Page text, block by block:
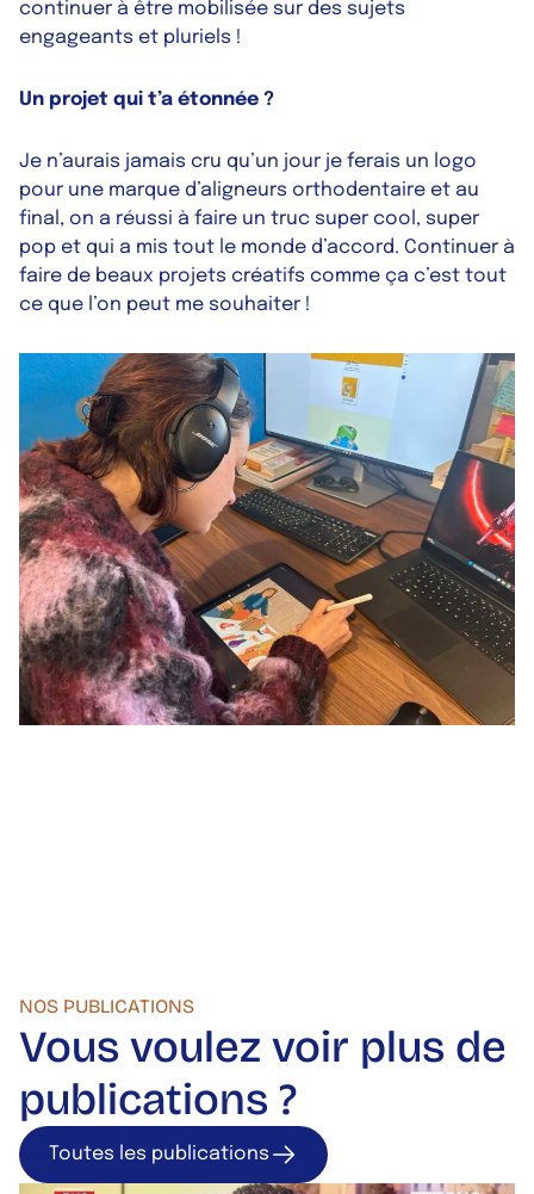
continuer à être mobilisée sur des sujets
engageants et pluriels !
Un projet qui t’a étonnée ?
Je n’aurais jamais cru qu’un jour je ferais un logo
pour une marque d’aligneurs orthodentaire et au
final, on a réussi à faire un truc super cool, super
pop et qui a mis tout le monde d’accord. Continuer à
faire de beaux projets créatifs comme ça c’est tout
ce que l’on peut me souhaiter !
NOS PUBLICATIONS
Vous voulez voir plus de
publications ?
Toutes les publications